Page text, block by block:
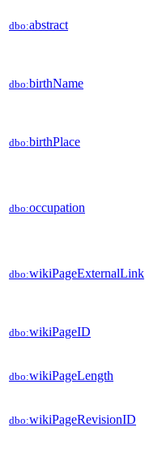
dbo:abstract
dbo:birthName
dbo:birthPlace
dbo:occupation
dbo:wikiPageExternalLink
dbo:wikiPageID
dbo:wikiPageLength
dbo:wikiPageRevisionID